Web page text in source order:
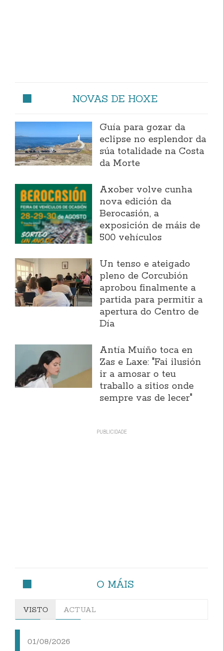
NOVAS DE HOXE
Guía para gozar da
eclipse no esplendor da
súa totalidade na Costa
da Morte
Axober volve cunha
nova edición da
Berocasión, a
exposición de máis de
500 vehículos
Un tenso e ateigado
pleno de Corcubión
aprobou finalmente a
partida para permitir a
apertura do Centro de
Día
Antía Muíño toca en
Zas e Laxe: "Fai ilusión
ir a amosar o teu
traballo a sitios onde
sempre vas de lecer"
O MÁIS
VISTO ACTUAL
01/08/2026